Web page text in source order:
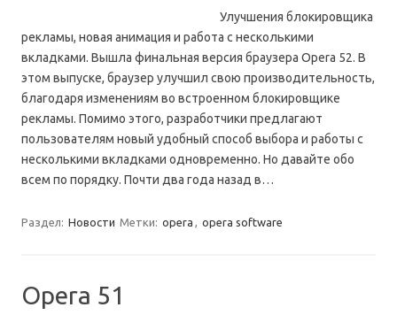
Улучшения блокировщика
рекламы, новая анимация и работа с несколькими
вкладками. Вышла финальная версия браузера Opera 52. В
этом выпуске, браузер улучшил свою производительность,
благодаря изменениям во встроенном блокировщике
рекламы. Помимо этого, разработчики предлагают
пользователям новый удобный способ выбора и работы с
несколькими вкладками одновременно. Но давайте обо
всем по порядку. Почти два года назад в…
Раздел: Новости Метки: opera , opera software
Opera 51